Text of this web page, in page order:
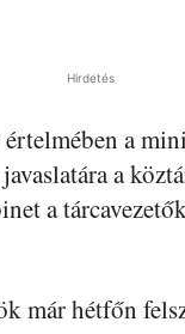
Hirdetés
a
a
a
már hétfőn